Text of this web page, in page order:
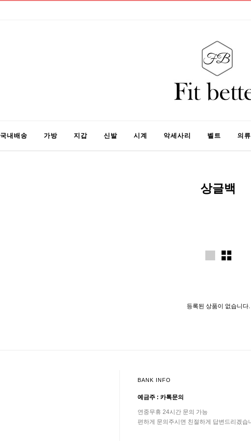
국내배송 가방 지갑 신발 시계 악세사리 벨트 의류
상글백
등록된 상품이 없습니다.
BANK INFO
예금주 : 카톡문의
연중무휴 24시간 문의 가능
편하게 문의주시면 친절하게 답변드리겠습